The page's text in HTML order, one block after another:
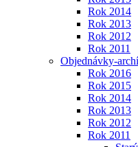
Rok 2014
Rok 2013
Rok 2012
Rok 2011
Objednávky-
Rok 2016
Rok 2015
Rok 2014
Rok 2013
Rok 2012
Rok 2011